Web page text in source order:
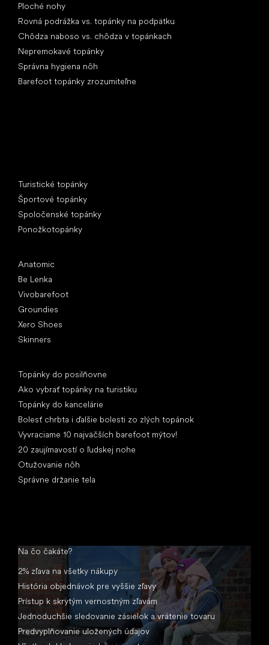
Ploché nohy
Rovná podrážka vs. topánky na podpätku
Chôdza naboso vs. chôdza v topánkach
Nepremokavé topánky
Správna hygiena nôh
Barefoot topánky zrozumiteľne
Turistické topánky
Športové topánky
Spoločenské topánky
Ponožkotopánky
Anatomic
Be Lenka
Vivobarefoot
Groundies
Xero Shoes
Skinners
Topánky do posilňovne
Ako vybrať topánky na turistiku
Topánky do kancelárie
Bolesť chrbta i ďalšie bolesti zo zlých topánok
Vyvraciame 10 najväčších barefoot mýtov!
20 zaujímavostí o ľudskej nohe
Otužovanie nôh
Správne držanie tela
Na čo čakáte?
2% zľava na všetky nákupy
História objednávok pre vyššie zľavy
Prístup k skrytým vernostným zľavám
Jednoduchšie sledovanie zásielok a vrátenie tovaru
Predvyplňovanie uložených údajov